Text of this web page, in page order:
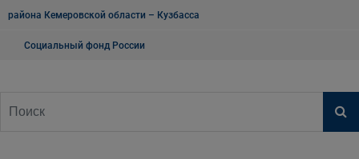
района Кемеровской области – Кузбасса
Социальный фонд России